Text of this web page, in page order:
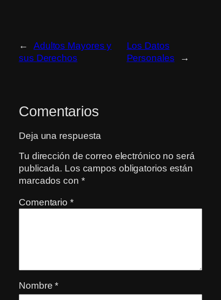
←
Adultos Mayores y
sus Derechos
Los Datos
Personales
→
Comentarios
Deja una respuesta
Tu dirección de correo electrónico no será
publicada. Los campos obligatorios están
marcados con *
Comentario *
Nombre*